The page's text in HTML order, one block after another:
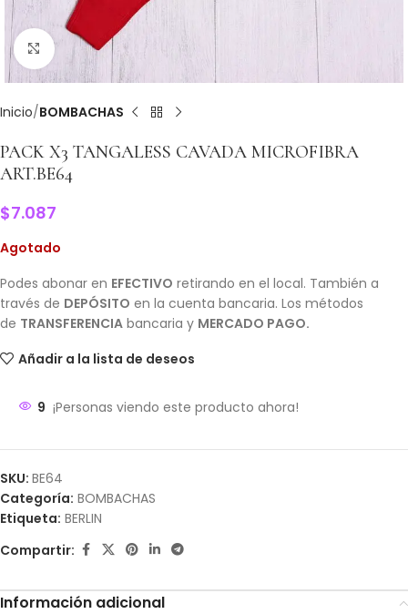
Clic para ampliar
Inicio BOMBACHAS
PACK X3 TANGALESS CAVADA MICROFIBRA
ART.BE64
$7.087
Agotado
Podes abonar en EFECTIVO retirando en el local. También a
través de DEPÓSITO en la cuenta bancaria. Los métodos
de TRANSFERENCIA bancaria y MERCADO PAGO.
Añadir a la lista de deseos
9 ¡Personas viendo este producto ahora!
SKU: BE64
Categoría: BOMBACHAS
Etiqueta: BERLIN
Compartir:
Información adicional